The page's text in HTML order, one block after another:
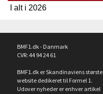
I alt i 2026
BMF1.dk - Danmark
CVR: 44 94 24 61
BMF1.dk er Skandinaviens største
website dedikeret til Formel 1.
Udover nyheder er enhver artikel